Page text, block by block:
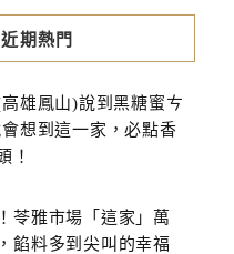
期熱門
雄鳳山)說到黑糖蜜ㄘ
會想到這一家，必點香
！
苓雅市場「這家」萬
餡料多到尖叫的幸福